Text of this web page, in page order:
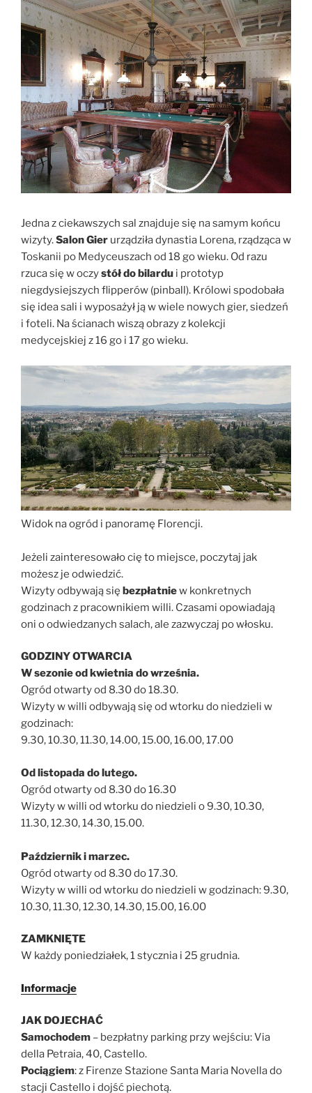
Jedna z ciekawszych sal znajduje się na samym końcu
wizyty.Salon Gier urządziła dynastia Lorena, rządząca w
Toskanii po Medyceuszach od 18 go wieku. Od razu
rzuca się w oczystół do bilardu i prototyp
niegdysiejszych flipperów (pinball). Królowi spodobała
się idea sali i wyposażył ją w wiele nowych gier, siedzeń
i foteli. Na ścianach wiszą obrazy z kolekcji
medycejskiej z 16 go i 17 go wieku.
Widok na ogród i panoramę Florencji.
Jeżeli zainteresowało cię to miejsce, poczytaj jak
możesz je odwiedzić.
Wizyty odbywają się bezpłatniew konkretnych
godzinach z pracownikiem willi. Czasami opowiadają
oni o odwiedzanych salach, ale zazwyczaj po włosku.
GODZINY OTWARCIA
W sezonie od kwietnia do września.
Ogród otwarty od 8.30 do 18.30.
Wizyty w willi odbywają się od wtorku do niedzieli w
godzinach:
9.30, 10.30, 11.30, 14.00, 15.00, 16.00, 17.00
Od listopada do lutego.
Ogród otwarty od 8.30 do 16.30
Wizyty w willi od wtorku do niedzieli o 9.30, 10.30,
11.30, 12.30, 14.30, 15.00.
Październik i marzec.
Ogród otwarty od 8.30 do 17.30.
Wizyty w willi od wtorku do niedzieli w godzinach: 9.30,
10.30, 11.30, 12.30, 14.30, 15.00, 16.00
ZAMKNIĘTE
W każdy poniedziałek, 1 stycznia i 25 grudnia.
Informacje
JAK DOJECHAĆ
Samochodem – bezpłatny parking przy wejściu: Via
della Petraia, 40, Castello.
Pociągiem: z Firenze Stazione Santa Maria Novella do
stacji Castello i dojść piechotą.